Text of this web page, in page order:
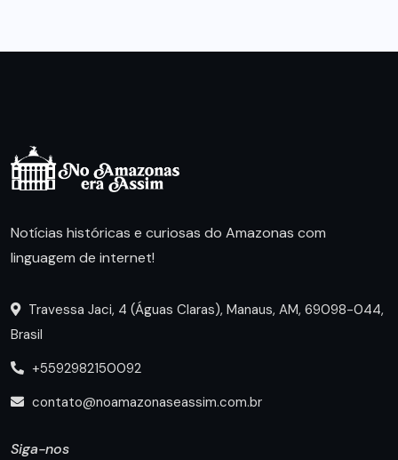
Notícias históricas e curiosas do Amazonas com
linguagem de internet!
Travessa Jaci, 4 (Águas Claras), Manaus, AM, 69098-044,
Brasil
+5592982150092
contato@noamazonaseassim.com.br
Siga-nos